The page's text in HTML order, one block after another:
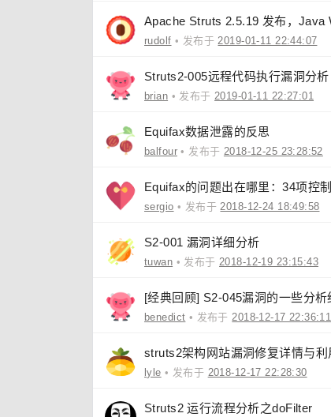
Apache Struts 2.5.19 发布，Java
rudolf • 发布于2019-01-11 22:44:07
Struts2-005远程代码执行漏洞分析
brian • 发布于2019-01-11 22:27:01
Equifax数据泄露的反思
balfour • 发布于 2018-12-25 23:28:52
Equifax的问题出在哪里：34项控
sergio • 发布于2018-12-24 18:49:58
S2-001 漏洞详细分析
tuwan • 发布于2018-12-19 23:15:43
[经典回顾] S2-045漏洞的一些分析
benedict • 发布于2018-12-17 22:36:11
struts2架构网站漏洞修复详情与
lyle • 发布于 2018-12-17 22:28:30
Struts2 运行流程分析之doFilter